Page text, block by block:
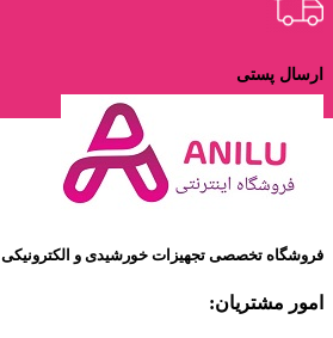
ارسال پستی
فروشگاه تخصصی تجهیزات خورشیدی و الکترونیکی
امور مشتریان: